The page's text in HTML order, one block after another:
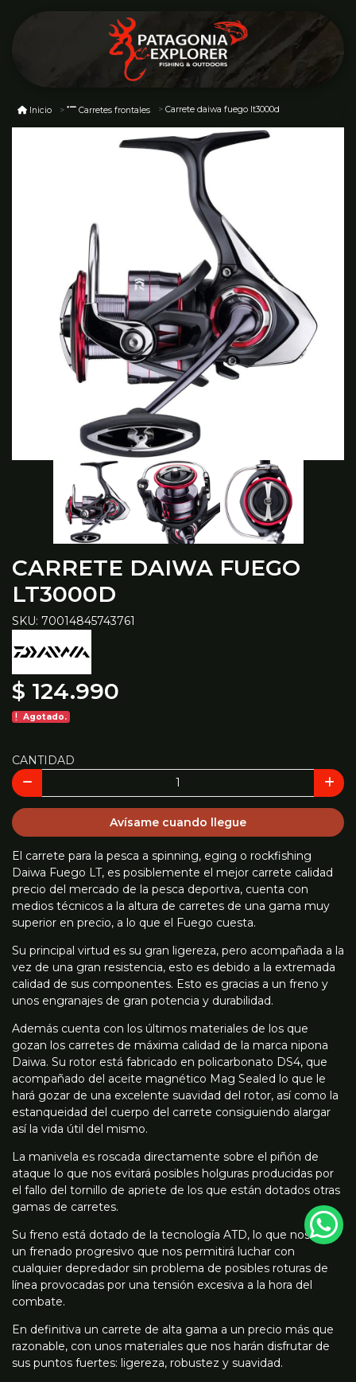
Inicio Carretes frontales Carrete daiwa fuego lt3000d
CARRETE DAIWA FUEGO
LT3000D
SKU: 70014845743761
$ 124.990
Agotado.
CANTIDAD
Avísame cuando llegue
El carrete para la pesca a spinning, eging o rockfishing
Daiwa Fuego LT, es posiblemente el mejor carrete calidad
precio del mercado de la pesca deportiva, cuenta con
medios técnicos a la altura de carretes de una gama muy
superior en precio, a lo que el Fuego cuesta.
Su principal virtud es su gran ligereza, pero acompañada a la
vez de una gran resistencia, esto es debido a la extremada
calidad de sus componentes. Esto es gracias a un freno y
unos engranajes de gran potencia y durabilidad.
Además cuenta con los últimos materiales de los que
gozan los carretes de máxima calidad de la marca nipona
Daiwa. Su rotor está fabricado en policarbonato DS4, que
acompañado del aceite magnético Mag Sealed lo que le
hará gozar de una excelente suavidad del rotor, así como la
estanqueidad del cuerpo del carrete consiguiendo alargar
así la vida útil del mismo.
La manivela es roscada directamente sobre el piñón de
ataque lo que nos evitará posibles holguras producidas por
el fallo del tornillo de apriete de los que están dotados otras
gamas de carretes.
Su freno está dotado de la tecnología ATD, lo que nos dará
un frenado progresivo que nos permitirá luchar con
cualquier depredador sin problema de posibles roturas de
línea provocadas por una tensión excesiva a la hora del
combate.
En definitiva un carrete de alta gama a un precio más que
razonable, con unos materiales que nos harán disfrutar de
sus puntos fuertes: ligereza, robustez y suavidad.